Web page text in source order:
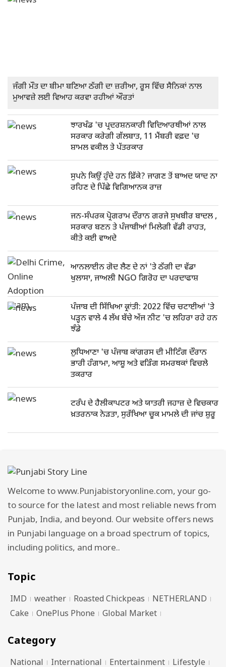
ਜੰਗੀ ਮੌਤ ਦਾ ਬੀਮਾ ਬਣਿਆ ਠੱਗੀ ਦਾ ਜ਼ਰੀਆ, ਰੂਸ ਵਿੱਚ ਸੈਨਿਕਾਂ ਨਾਲ
ਮੁਆਵਜ਼ੇ ਲਈ ਵਿਆਹ ਕਰਵਾ ਰਹੀਆਂ ਔਰਤਾਂ
ਝਾਰਖੰਡ 'ਚ ਪ੍ਰਦਰਸ਼ਨਕਾਰੀ ਵਿਦਿਆਰਥੀਆਂ ਨਾਲ
ਸਰਕਾਰ ਕਰੇਗੀ ਗੱਲਬਾਤ, 11 ਮੈਂਬਰੀ ਵਫ਼ਦ 'ਚ
ਸ਼ਾਮਲ ਵਕੀਲ ਤੇ ਪੱਤਰਕਾਰ
ਸੁਪਨੇ ਕਿਉਂ ਹੁੰਦੇ ਹਨ ਫ਼ਿੱਕੇ? ਜਾਗਣ ਤੋਂ ਬਾਅਦ ਯਾਦ ਨਾ
ਰਹਿਣ ਦੇ ਪਿੱਛੇ ਵਿਗਿਆਨਕ ਰਾਜ਼
ਜਨ-ਸੰਪਰਕ ਪ੍ਰੋਗਰਾਮ ਦੌਰਾਨ ਗਰਜੇ ਸੁਖਬੀਰ ਬਾਦਲ ,
ਸਰਕਾਰ ਬਣਨ ਤੇ ਪੰਜਾਬੀਆਂ ਮਿਲੇਗੀ ਵੱਡੀ ਰਾਹਤ,
ਕੀਤੇ ਕਈ ਵਾਅਦੇ
ਆਨਲਾਈਨ ਗੋਦ ਲੈਣ ਦੇ ਨਾਂ 'ਤੇ ਠੱਗੀ ਦਾ ਵੱਡਾ
ਖੁਲਾਸਾ, ਜਾਅਲੀ NGO ਗਿਰੋਹ ਦਾ ਪਰਦਾਫਾਸ਼
ਪੰਜਾਬ ਦੀ ਸਿੱਖਿਆ ਕ੍ਰਾਂਤੀ: 2022 ਵਿੱਚ ਚਟਾਈਆਂ 'ਤੇ
ਪੜ੍ਹਨ ਵਾਲੇ 4 ਲੱਖ ਬੱਚੇ ਅੱਜ ਨੀਟ 'ਚ ਲਹਿਰਾ ਰਹੇ ਹਨ
ਝੰਡੇ
ਲੁਧਿਆਣਾ 'ਚ ਪੰਜਾਬ ਕਾਂਗਰਸ ਦੀ ਮੀਟਿੰਗ ਦੌਰਾਨ
ਭਾਰੀ ਹੰਗਾਮਾ, ਆਸ਼ੂ ਅਤੇ ਵੜਿੰਗ ਸਮਰਥਕਾਂ ਵਿਚਲੇ
ਤਕਰਾਰ
ਟਰੰਪ ਦੇ ਹੈਲੀਕਾਪਟਰ ਅਤੇ ਯਾਤਰੀ ਜਹਾਜ਼ ਦੇ ਵਿਚਕਾਰ
ਖ਼ਤਰਨਾਕ ਨੇੜਤਾ, ਸੁਰੱਖਿਆ ਚੂਕ ਮਾਮਲੇ ਦੀ ਜਾਂਚ ਸ਼ੁਰੂ
Welcome to www.Punjabistoryonline.com, your go-
to source for the latest and most reliable news from
Punjab, India, and beyond. Our website offers news
in Punjabi language on a broad spectrum of topics,
including politics, and more..
Topic
IMD weather Roasted Chickpeas
NETHERLAND
Cake
OnePlus Phone Global Market
Category
National International Entertainment Lifestyle